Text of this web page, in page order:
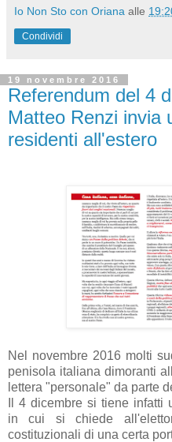
Io Non Sto con Oriana alle
Condividi
19 novembre 2016
Referendum del 4
Matteo Renzi invia
residenti all'estero
Nel novembre 2016 molti
penisola italiana dimoranti
lettera "personale" da parte
Il 4 dicembre si tiene infatti
in cui si chiede
costituzionali di una certa